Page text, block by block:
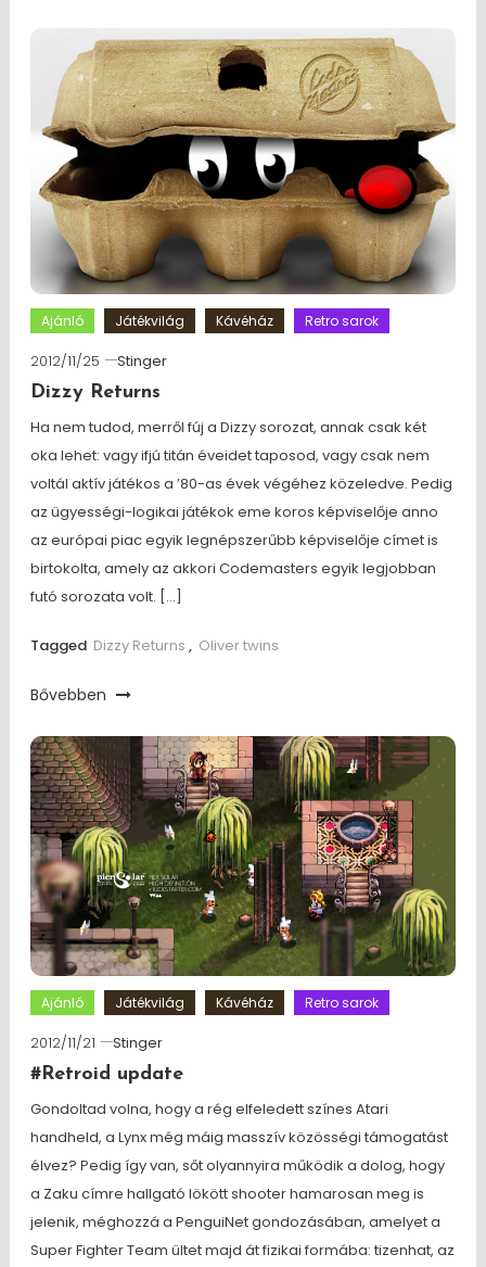
Ajánló Játékvilág Kávéház Retro sarok
2012/11/25
Stinger
Dizzy Returns
Ha nem tudod, merről fúj a Dizzy sorozat, annak csak két
oka lehet: vagy ifjú titán éveidet taposod, vagy csak nem
voltál aktív játékos a ’80-as évek végéhez közeledve. Pedig
az ügyességi-logikai játékok eme koros képviselője anno
az európai piac egyik legnépszerűbb képviselője címet is
birtokolta, amely az akkori Codemasters egyik legjobban
futó sorozata volt. […]
Tagged Dizzy Returns , Oliver twins
Bővebben
Ajánló Játékvilág Kávéház Retro sarok
2012/11/21
Stinger
#Retroid update
Gondoltad volna, hogy a rég elfeledett színes Atari
handheld, a Lynx még máig masszív közösségi támogatást
élvez? Pedig így van, sőt olyannyira működik a dolog, hogy
a Zaku címre hallgató lökött shooter hamarosan meg is
jelenik, méghozzá a PenguiNet gondozásában, amelyet a
Super Fighter Team ültet majd át fizikai formába: tizenhat, az